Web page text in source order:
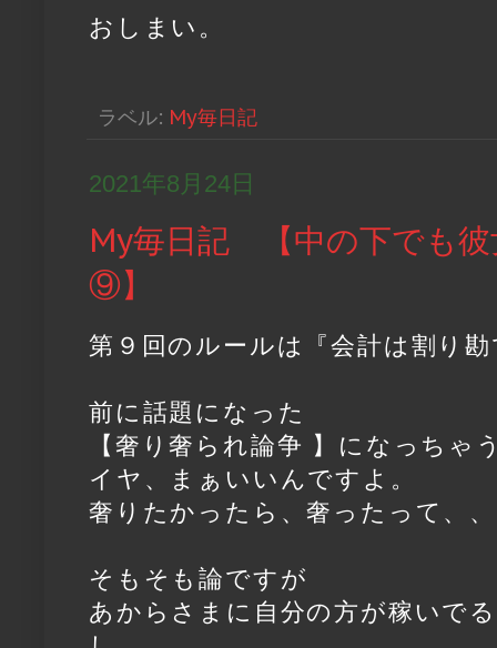
おしまい。
ラベル: My毎日記
2021年8月24日
My毎日記 【中の下でも
⑨】
第９回のルールは『会計は割り
前に話題になった
【奢り奢られ論争 】になっちゃ
イヤ、まぁいいんですよ。
奢りたかったら、奢ったって、
そもそも論ですが
あからさまに自分の方が稼いで